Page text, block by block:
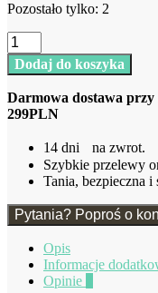
Pozostało tylko: 2
ilość
Kolorowy
plusk
wsi
Dodaj do koszyka
Darmowa dostawa
299PLN
14 dni na zwrot.
Szybkie przelewy
Tania, bezpieczna
Pytania? Poproś o
Opis
Informacje
Opinie